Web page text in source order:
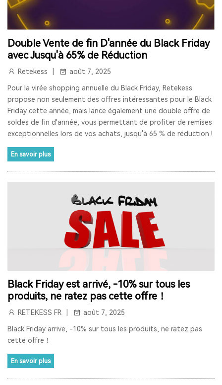
Double Vente de fin D'année du Black Friday
avec Jusqu'à 65% de Réduction
Retekess août 7, 2025
Pour la virée shopping annuelle du Black Friday, Retekess
propose non seulement des offres intéressantes pour le Black
Friday cette année, mais lance également une double offre de
soldes de fin d'année, vous permettant de profiter de remises
exceptionnelles lors de vos achats, jusqu'à 65 % de réduction !
En savoir plus
Black Friday est arrivé, -10% sur tous les
produits, ne ratez pas cette offre！
RETEKESS FR août 7, 2025
Black Friday arrive, -10% sur tous les produits, ne ratez pas
cette offre！
En savoir plus
GUICHET MICROPHONE
SYSTÈME D'INTERPHONE DE HAUT-PARLEUR DE FENÊTRE
SYSTÈME D'APPEL À L'ÉCRAN BIPEUR RESTAURANT
TERRASSE BAR COFÉ
CASQUE DE COMMUNICATION BIDIRECTIONNEL
SYSTÈME DE GUIDE TOURISTIQUE BIDIRECTIONNEL
CASQUES DE COMMUNICATION POUR COACHS
SYSTÈME AUDIOGUIDE
SYSTÈME DE GUIDE TOURISTIQUE SANS FIL HAJJ
T130P TT126R SPÉCIAL PRINTEMPS
SYSTÈME D'AUDIOGUIDE ÉCONOMIQUE
SOLUTION DE GESTION DE MUSÉE
ACOUPHÈNES PROTHÈSES AUDITIVES AUTO-ADAPTATIVES
SANTÉ AUDITIVE MÉDECINE TRADITIONNELLE CHINOISE
VIEIL HOMME RADIO
MEILLEUR SYSTÈME DE GUIDE TOURISTIQUE